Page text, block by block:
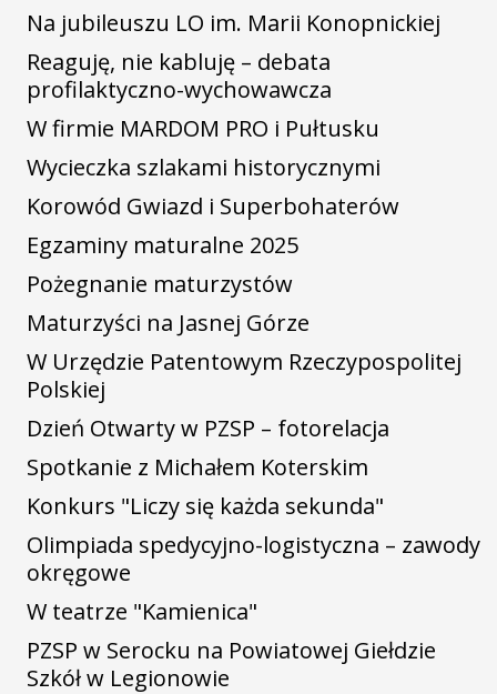
Na jubileuszu LO im. Marii Konopnickiej
Reaguję, nie kabluję – debata
profilaktyczno-wychowawcza
W firmie MARDOM PRO i Pułtusku
Wycieczka szlakami historycznymi
Korowód Gwiazd i Superbohaterów
Egzaminy maturalne 2025
Pożegnanie maturzystów
Maturzyści na Jasnej Górze
W Urzędzie Patentowym Rzeczypospolitej
Polskiej
Dzień Otwarty w PZSP – fotorelacja
Spotkanie z Michałem Koterskim
Konkurs "Liczy się każda sekunda"
Olimpiada spedycyjno-logistyczna – zawody
okręgowe
W teatrze "Kamienica"
PZSP w Serocku na Powiatowej Giełdzie
Szkół w Legionowie